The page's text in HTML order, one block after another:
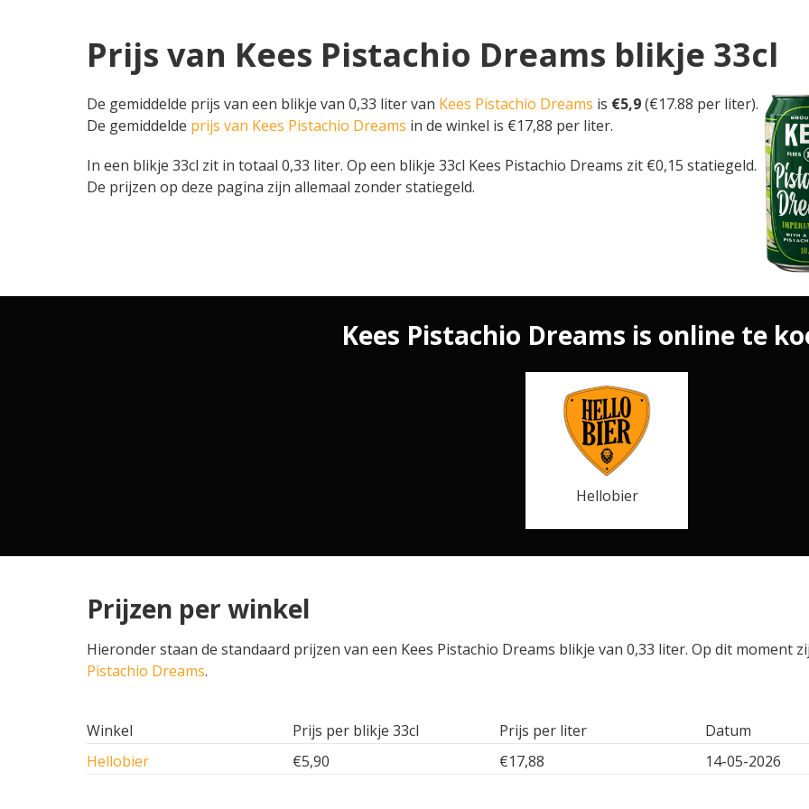
Prijs van Kees Pistachio Dreams blikje 33cl
De gemiddelde prijs van een blikje van 0,33 liter van Kees Pistachio Dreams is €5,9(€17.88 per liter).
De gemiddelde prijs van Kees Pistachio Dreams in de winkel is €17,88 per liter.
In een blikje 33cl zit in totaal 0,33 liter. Op een blikje 33cl Kees Pistachio Dreams zit €0,15 statiegeld.
De prijzen op deze pagina zijn allemaal zonder statiegeld.
Kees Pistachio Dreams is online te
Hellobier
Prijzen per winkel
Hieronder staan de standaard prijzen van een Kees Pistachio Dreams blikje van 0,33 liter. Op dit moment
Pistachio Dreams.
Winkel Prijs per blikje 33cl Prijs per liter
Datum
Hellobier
€5,90 €17,88 14-05-2026